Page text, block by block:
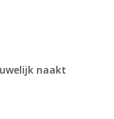
naakt